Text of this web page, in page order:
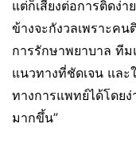
แต่ก็เสี่ยงต่อการติดง่
ข้างจะกังวลเพราะค
การรักษาพยาบาล ที
แนวทางที่ชัดเจน และ
ทางการแพทย์ได้โดย
มากขึ้น”